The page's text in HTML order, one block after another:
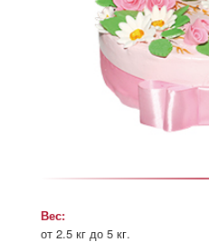
Вес:
от 2.5 кг до 5 кг.